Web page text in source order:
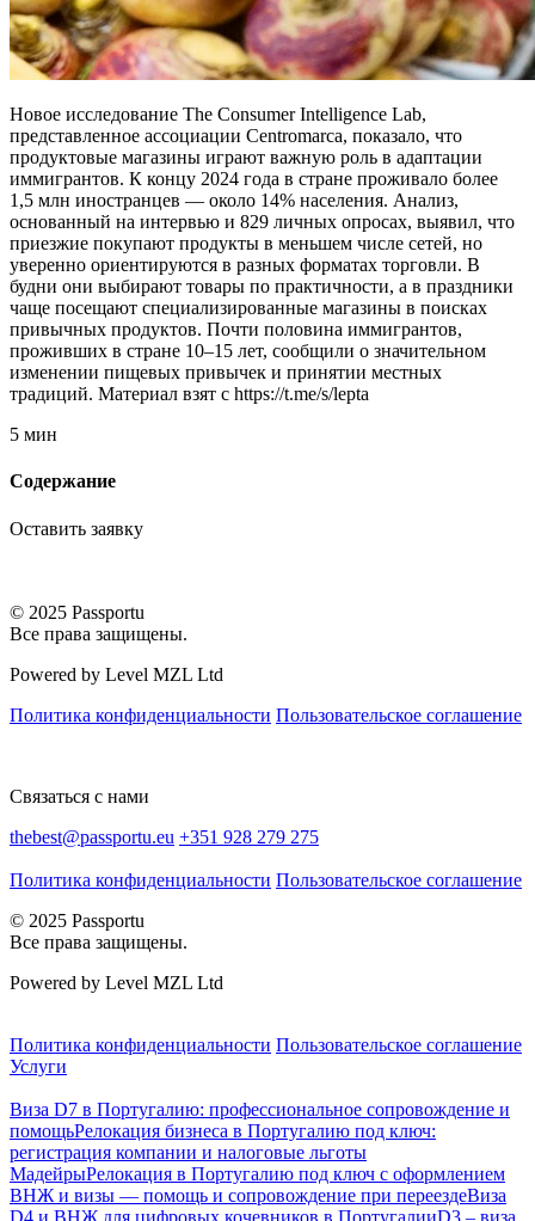
Новое исследование The Consumer Intelligence Lab,
представленное ассоциации Centromarca, показало, что
продуктовые магазины играют важную роль в адаптации
иммигрантов. К концу 2024 года в стране проживало более
1,5 млн иностранцев — около 14% населения. Анализ,
основанный на интервью и 829 личных опросах, выявил, что
приезжие покупают продукты в меньшем числе сетей, но
уверенно ориентируются в разных форматах торговли. В
будни они выбирают товары по практичности, а в праздники
чаще посещают специализированные магазины в поисках
привычных продуктов. Почти половина иммигрантов,
проживших в стране 10–15 лет, сообщили о значительном
изменении пищевых привычек и принятии местных
традиций. Материал взят с https://t.me/s/lepta
5 мин
Содержание
Оставить заявку
© 2025 Passportu
Все права защищены.
Powered by Level MZL Ltd
Политика конфиденциальности Пользовательское соглашение
Связаться с нами
thebest@passportu.eu +351 928 279 275
Политика конфиденциальности Пользовательское соглашение
© 2025 Passportu
Все права защищены.
Powered by Level MZL Ltd
Политика конфиденциальности Пользовательское соглашение
Услуги
Виза D7 в Португалию: профессиональное сопровождение и
помощьРелокация бизнеса в Португалию под ключ:
регистрация компании и налоговые льготы
МадейрыРелокация в Португалию под ключ с оформлением
ВНЖ и визы — помощь и сопровождение при переездеВиза
D4 и ВНЖ для цифровых кочевников в ПортугалииD3 – виза